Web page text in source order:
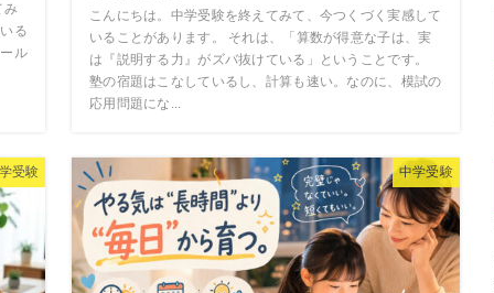
み
る
ル
こんにちは。中学受験を終えてみて、今つくづく実感して
いることがあります。 それは、「算数が得意な子は、実
は『説明する力』がズバ抜けている」ということです。
塾の宿題はこなしているし、計算も速い。なのに、模試の
応用問題にな...
受験 中学受験